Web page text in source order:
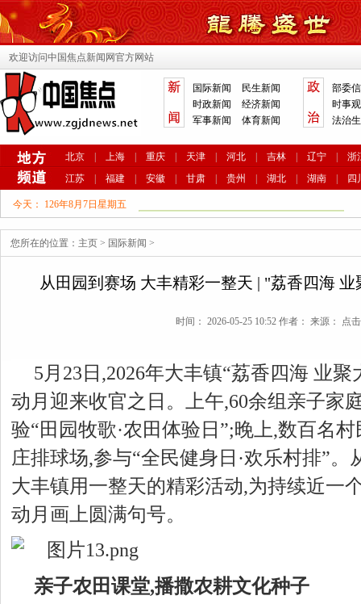
欢迎访问中国焦点新闻网官方网站
国际新闻
民生新闻
时政新闻
经济新闻
军事新闻
体育新闻
部委
时事
法治
北京 上海 重庆 天津 河北 吉林 辽宁
浙
江苏
福建 安徽 甘肃 贵州 湖北 湖南 四
今天： 126年8月7日星期五
您所在的位置： 主页 > 国际新闻 >
从田园到赛场 大丰精彩一整天 | "荔香四海
时间： 2026-05-25 10:52 作者： 来源： 点
5月23日,2026年大丰镇“荔香四海 业
动月迎来收官之日。上午,60余组亲子家
验“田园牧歌·农田体验日”;晚上,数百名
庄排球场,参与“全民健身日·欢乐村排”
大丰镇用一整天的精彩活动,为持续近一
动月画上圆满句号。
亲子农田课堂,播撒农耕文化种子